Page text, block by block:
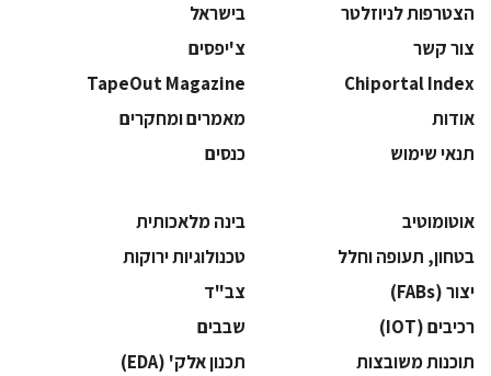
הצטרפות לניוזלטר
בישראל
צור קשר
צ'יפסים
Chiportal Index
TapeOut Magazine
אודות
מאמרים ומחקרים
תנאי שימוש
כנסים
אוטומוטיב
בינה מלאכותית
בטחון, תעופה וחלל
‫טכנולוגיות ירוקות‬
‫יצור (‪(FABs‬‬
‫צב"ד‬
‫רכיבים‬ (IOT)
‫שבבים‬
‫תוכנות משובצות‬
‫תכנון אלק' (‪(EDA‬‬